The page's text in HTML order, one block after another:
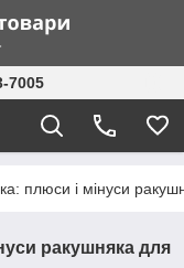
7005
плюси і мінуси
ракушняка для